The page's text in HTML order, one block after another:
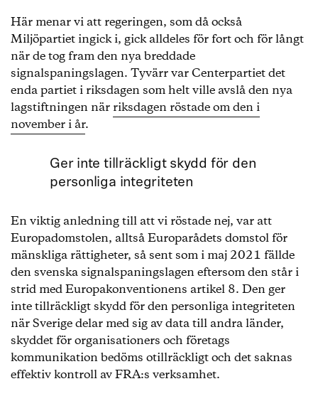
Här menar vi att regeringen, som då också
Miljöpartiet ingick i, gick alldeles för fort och för långt
när de tog fram den nya breddade
signalspaningslagen. Tyvärr var Centerpartiet det
enda partiet i riksdagen som helt ville avslå den nya
lagstiftningen när riksdagen röstade om den i
november i år.
Ger inte tillräckligt skydd för den
personliga integriteten
En viktig anledning till att vi röstade nej, var att
Europadomstolen, alltså Europarådets domstol för
mänskliga rättigheter, så sent som i maj 2021 fällde
den svenska signalspaningslagen eftersom den står i
strid med Europakonventionens artikel 8. Den ger
inte tillräckligt skydd för den personliga integriteten
när Sverige delar med sig av data till andra länder,
skyddet för organisationers och företags
kommunikation bedöms otillräckligt och det saknas
effektiv kontroll av FRA:s verksamhet.